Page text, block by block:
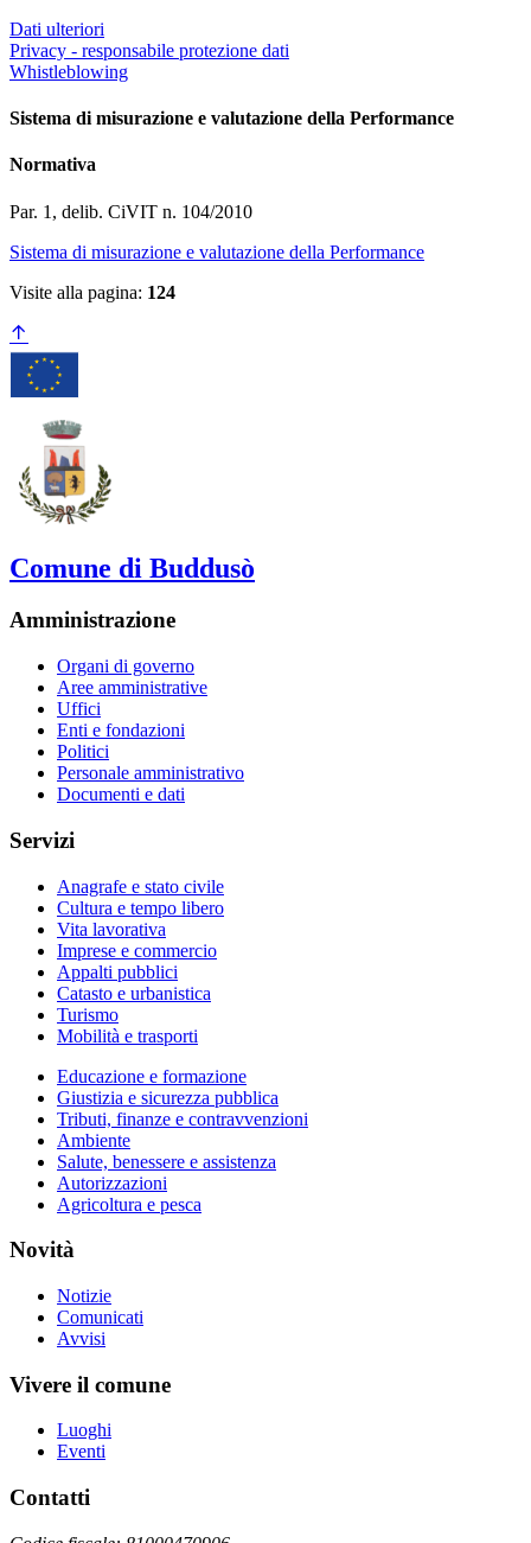
Dati ulteriori
Privacy - responsabile protezione dati
Whistleblowing
Sistema di misurazione e valutazione della Performance
Normativa
Par. 1, delib. CiVIT n. 104/2010
Sistema di misurazione e valutazione della Performance
Visite alla pagina: 124
Comune di Buddusò
Amministrazione
Organi di governo
Aree amministrative
Uffici
Enti e fondazioni
Politici
Personale amministrativo
Documenti e dati
Servizi
Anagrafe e stato civile
Cultura e tempo libero
Vita lavorativa
Imprese e commercio
Appalti pubblici
Catasto e urbanistica
Turismo
Mobilità e trasporti
Educazione e formazione
Giustizia e sicurezza pubblica
Tributi, finanze e contravvenzioni
Ambiente
Salute, benessere e assistenza
Autorizzazioni
Agricoltura e pesca
Novità
Notizie
Comunicati
Avvisi
Vivere il comune
Luoghi
Eventi
Contatti